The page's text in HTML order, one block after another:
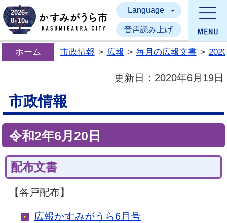
かすみがうら市
2026年
8月10日
Language
音声読み上げ
ホーム 市政情報 > 広報 > 毎月の広報文書 >
更新日： 2020年6月19日
市政情報
令和2年6月20日
配布文書
【各戸配布】
広報かすみがうら6月号